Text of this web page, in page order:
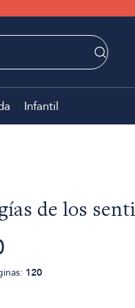
Infantil
de los
120